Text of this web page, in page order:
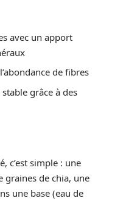
avec un apport
de fibres
grâce à des
c’est simple : une
graines de chia, une
une base (eau de